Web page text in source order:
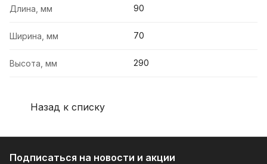
Длина, мм 90
Ширина, мм 70
Высота, мм 290
Назад к списку
Подписаться на новости и акции